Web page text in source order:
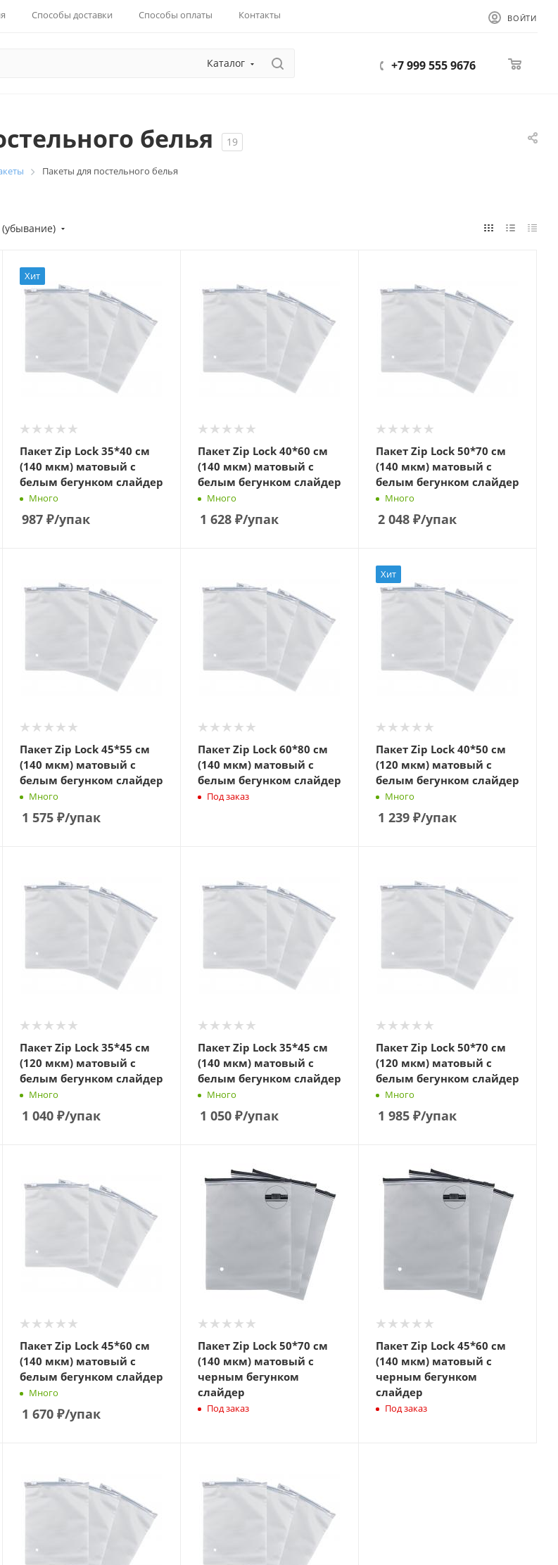
Способы доставки Способы оплаты Контакты ВОЙТИ
Каталог +7 999 555 9676
белья 19
Пакеты для постельного белья
Хит
Пакет Zip Lock 35*40 см
(140 мкм) матовый с
белым бегунком слайдер
Много
987 ₽/упак
Пакет Zip Lock 40*60 см
(140 мкм) матовый с
белым бегунком слайдер
Много
1 628 ₽/упак
Пакет Zip Lock 50*70 см
(140 мкм) матовый с
белым бегунком слайдер
Много
2 048 ₽/упак
Пакет Zip Lock 45*55 см
(140 мкм) матовый с
белым бегунком слайдер
Много
1 575 ₽/упак
Пакет Zip Lock 60*80 см
(140 мкм) матовый с
белым бегунком слайдер
Под заказ
Хит
Пакет Zip Lock 40*50 см
(120 мкм) матовый с
белым бегунком слайдер
Много
1 239 ₽/упак
Пакет Zip Lock 35*45 см
(120 мкм) матовый с
белым бегунком слайдер
Много
1 040 ₽/упак
Пакет Zip Lock 35*45 см
(140 мкм) матовый с
белым бегунком слайдер
Много
1 050 ₽/упак
Пакет Zip Lock 50*70 см
(120 мкм) матовый с
белым бегунком слайдер
Много
1 985 ₽/упак
Пакет Zip Lock 45*60 см
(140 мкм) матовый с
белым бегунком слайдер
Много
1 670 ₽/упак
Пакет Zip Lock 50*70 см
(140 мкм) матовый с
черным бегунком
слайдер
Под заказ
Пакет Zip Lock 45*60 см
(140 мкм) матовый с
черным бегунком
слайдер
Под заказ